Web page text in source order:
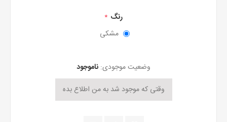
رنگ *
مشکی
وضعیت موجودی: ناموجود